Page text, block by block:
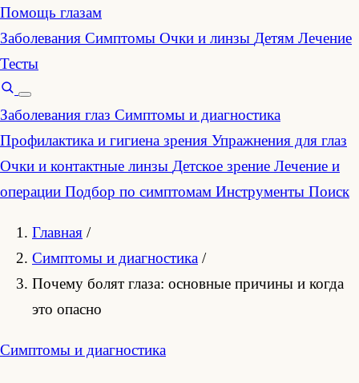
Помощь глазам
Заболевания Симптомы Очки и линзы Детям Лечение
Тесты
Заболевания глаз Симптомы и диагностика
Профилактика и гигиена зрения Упражнения для глаз
Очки и контактные линзы Детское зрение Лечение и
операции Подбор по симптомам Инструменты Поиск
Главная /
Симптомы и диагностика /
Почему болят глаза: основные причины и когда
это опасно
Симптомы и диагностика